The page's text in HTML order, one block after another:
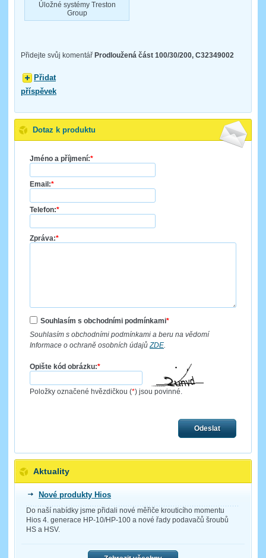
Úložné systémy Treston
Group
Přidejte svůj komentář Prodloužená část 100/30/200, C32349002
Přidat
příspěvek
Dotaz k produktu
Jméno a příjmení:*
Email:*
Telefon:*
Zpráva:*
Souhlasím s obchodními podmínkami*
Souhlasím s obchodními podmínkami a beru na vědomí
Informace o ochraně osobních údajů ZDE
Opište kód obrázku:*
Položky označené hvězdičkou (*) jsou povinné.
Odeslat
Aktuality
Nové produkty Hios
Do naší nabídky jsme přidali nové měřiče krouticího momentu
Hios 4. generace HP-10/HP-100 a nové řady podavačů šroubů
HS a HSV.